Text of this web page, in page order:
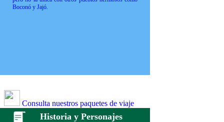
Boconó y Jajó.
Consulta nuestros paquetes de viaje
Historia y Personajes